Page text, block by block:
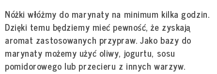
Nóżki włóżmy do marynaty na minimum kilka godzin.
Dzięki temu będziemy mieć pewność, że zyskają
aromat zastosowanych przypraw. Jako bazy do
marynaty możemy użyć oliwy, jogurtu, sosu
pomidorowego lub przecieru z innych warzyw.